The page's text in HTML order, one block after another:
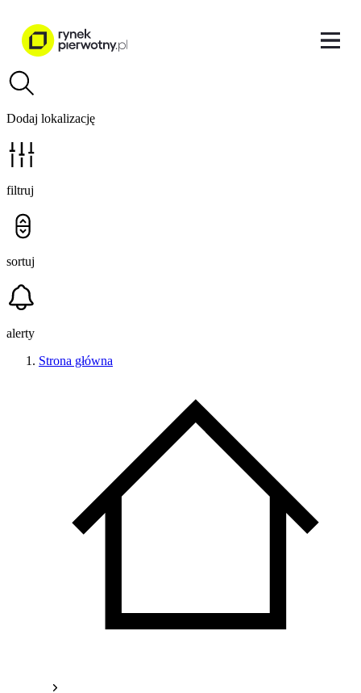
Dodaj lokalizację
filtruj
sortuj
alerty
Strona główna